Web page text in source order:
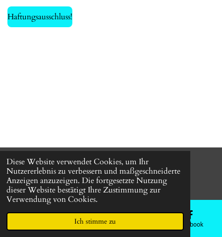
Diese Website verwendet Cookies, um Ihr
Nutzererlebnis zu verbessern und maßgeschneiderte
Anzeigen anzuzeigen. Die fortgesetzte Nutzung
dieser Website bestätigt Ihre Zustimmung zur
Verwendung von Cookies.
Ich stimme zu
Haftungsausschluss!
© 2024 HOLZ FÜR DIE EWIGKEIT-All Right Reserved.
Mit Unterstützung vonWebador
Telefon Facebook